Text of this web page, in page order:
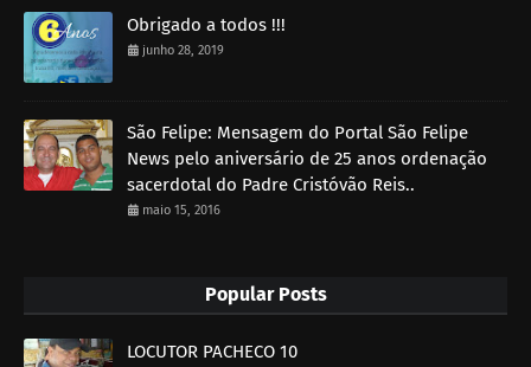
Obrigado a todos !!!
junho 28, 2019
São Felipe: Mensagem do Portal São Felipe
News pelo aniversário de 25 anos ordenação
sacerdotal do Padre Cristóvão Reis..
maio 15, 2016
Popular Posts
LOCUTOR PACHECO 10